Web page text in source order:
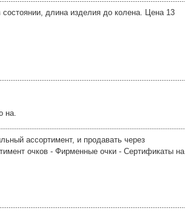
длина изделия до колена. Цена 13
на.
ассортимент, и продавать через
очков - Фирменные очки - Сертификаты на